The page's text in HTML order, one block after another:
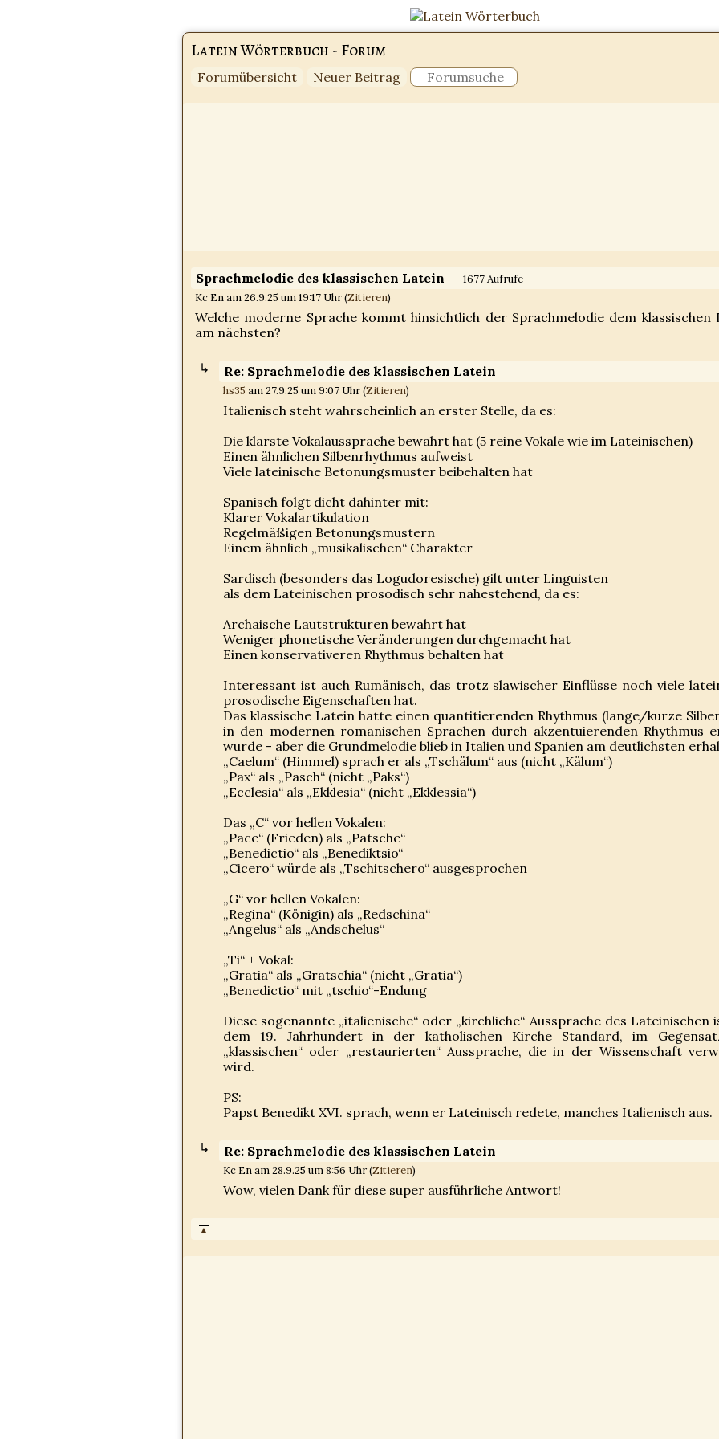
Latein Wörterbuch - Forum
Forumübersicht Neuer Beitrag
Sprachmelodie des klassischen Latein — 1677 Aufrufe
Kc En am 26.9.25 um 19:17 Uhr (Zitieren)
Welche moderne Sprache kommt hinsichtlich der Sprachmelodie dem klassischen
am nächsten?
Re: Sprachmelodie des klassischen Latein
hs35 am 27.9.25 um 9:07 Uhr (Zitieren)
Italienisch steht wahrscheinlich an erster Stelle, da es:
Die klarste Vokalaussprache bewahrt hat (5 reine Vokale wie im Lateinischen)
Einen ähnlichen Silbenrhythmus aufweist
Viele lateinische Betonungsmuster beibehalten hat
Spanisch folgt dicht dahinter mit:
Klarer Vokalartikulation
Regelmäßigen Betonungsmustern
Einem ähnlich „musikalischen“ Charakter
Sardisch (besonders das Logudoresische) gilt unter Linguisten
als dem Lateinischen prosodisch sehr nahestehend, da es:
Archaische Lautstrukturen bewahrt hat
Weniger phonetische Veränderungen durchgemacht hat
Einen konservativeren Rhythmus behalten hat
Interessant ist auch Rumänisch, das trotz slawischer Einflüsse noch viele
prosodische Eigenschaften hat.
Das klassische Latein hatte einen quantitierenden Rhythmus (lange/kurze
in den modernen romanischen Sprachen durch akzentuierenden Rhythmus
wurde - aber die Grundmelodie blieb in Italien und Spanien am deutlichsten
„Caelum“ (Himmel) sprach er als „Tschälum“ aus (nicht „Kälum“)
„Pax“ als „Pasch“ (nicht „Paks“)
„Ecclesia“ als „Ekklesia“ (nicht „Ekklessia“)
Das „C“ vor hellen Vokalen:
„Pace“ (Frieden) als „Patsche“
„Benedictio“ als „Benediktsio“
„Cicero“ würde als „Tschitschero“ ausgesprochen
„G“ vor hellen Vokalen:
„Regina“ (Königin) als „Redschina“
„Angelus“ als „Andschelus“
„Ti“ + Vokal:
„Gratia“ als „Gratschia“ (nicht „Gratia“)
„Benedictio“ mit „tschio“-Endung
Diese sogenannte „italienische“ oder „kirchliche“ Aussprache des Lateinischen
dem 19. Jahrhundert in der katholischen Kirche Standard, im
„klassischen“ oder „restaurierten“ Aussprache, die in der Wissenschaft
wird.
PS:
Papst Benedikt XVI. sprach, wenn er Lateinisch redete, manches Italienisch aus.
Re: Sprachmelodie des klassischen Latein
Kc En am 28.9.25 um 8:56 Uhr (Zitieren)
Wow, vielen Dank für diese super ausführliche Antwort!
▲